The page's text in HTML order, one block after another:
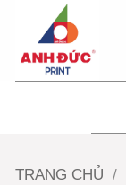
TRANG CHỦ /